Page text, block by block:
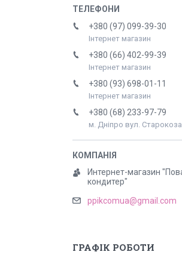
+380 (97) 099-39-30
Інтернет магазин
+380 (66) 402-99-39
Інтернет магазин
+380 (93) 698-01-11
Інтернет магазин
+380 (68) 233-97-79
м. Дніпро вул.
Интернет-магазин
кондитер"
ppikcomua@gmail.com
ГРАФІК РОБОТИ